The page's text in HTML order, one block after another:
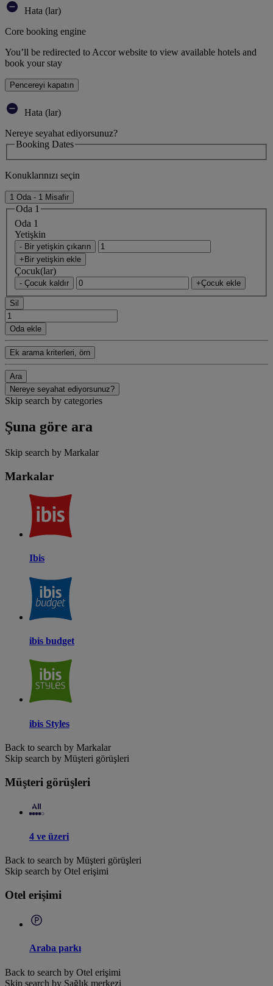
Hata (lar)
Core booking engine
You’ll be redirected to Accor website to view available hotels and
book your stay
Pencereyi kapatın
Hata (lar)
Nereye seyahat ediyorsunuz?
Booking Dates
Konuklarınızı seçin
1 Oda - 1 Misafir
Oda 1
Oda 1
Yetişkin
- Bir yetişkin çıkarın
+Bir yetişkin ekle
Çocuk(lar)
- Çocuk kaldır +Çocuk ekle
Sil
Oda ekle
Ek arama kriterleri, örn
Ara
Nereye seyahat ediyorsunuz?
Skip search by categories
Şuna göre ara
Skip search by Markalar
Markalar
Ibis
ibis budget
ibis Styles
Back to search by Markalar
Skip search by Müşteri görüşleri
Müşteri görüşleri
4 ve üzeri
Back to search by Müşteri görüşleri
Skip search by Otel erişimi
Otel erişimi
Araba parkı
Back to search by Otel erişimi
Skip search by Sağlık merkezi